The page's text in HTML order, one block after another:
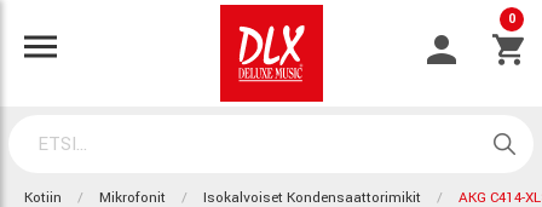
0
Kotiin Mikrofonit Isokalvoiset Kondensaattorimikit AKG C414-